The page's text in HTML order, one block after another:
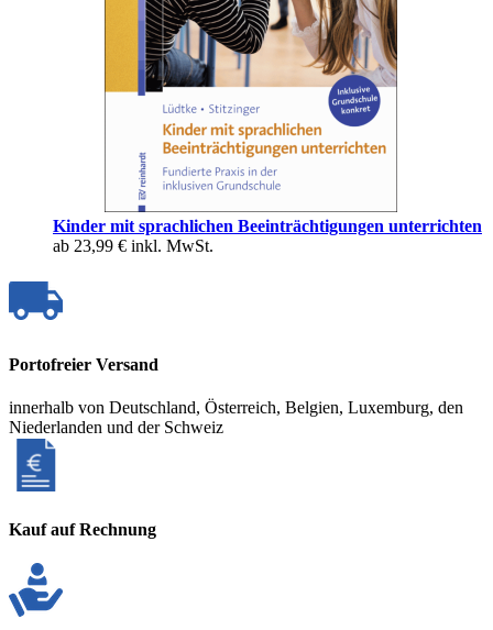
Kinder mit sprachlichen Beeinträchtigungen unterrichten
ab 23,99 € inkl. MwSt.
Portofreier Versand
innerhalb von Deutschland, Österreich, Belgien, Luxemburg, den
Niederlanden und der Schweiz
Kauf auf Rechnung